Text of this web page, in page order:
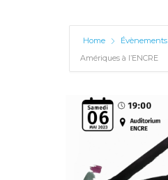
Home Évènements
Amériques à l’ENCRE